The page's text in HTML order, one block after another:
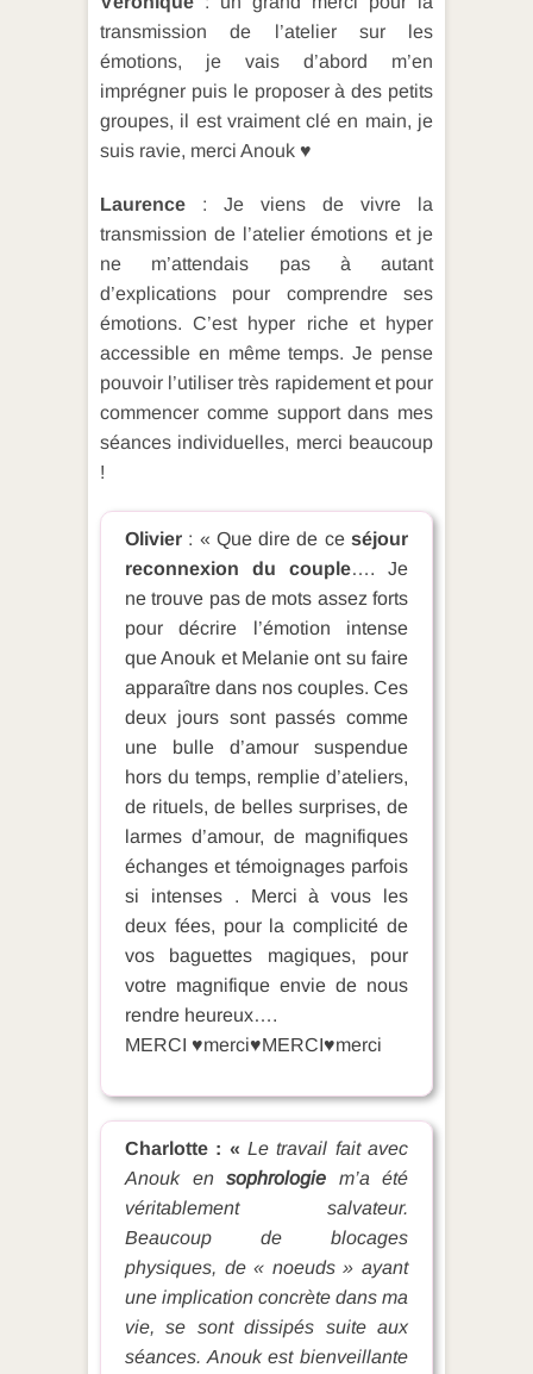
transmission de l’atelier sur les
émotions, je vais d’abord m’en
imprégner puis le proposer à des petits
groupes, il est vraiment clé en main, je
suis ravie, merci Anouk ♥️
Laurence : Je viens de vivre la
transmission de l’atelier émotions et je
ne m’attendais pas à autant
d’explications pour comprendre ses
émotions. C’est hyper riche et hyper
accessible en même temps. Je pense
pouvoir l’utiliser très rapidement et pour
commencer comme support dans mes
séances individuelles, merci beaucoup
!
Olivier : « Que dire de ce séjour
reconnexion du couple…. Je
ne trouve pas de mots assez forts
pour décrire l’émotion intense
que Anouk et Melanie ont su faire
apparaître dans nos couples. Ces
deux jours sont passés comme
une bulle d’amour suspendue
hors du temps, remplie d’ateliers,
de rituels, de belles surprises, de
larmes d’amour, de magnifiques
échanges et témoignages parfois
si intenses . Merci à vous les
deux fées, pour la complicité de
vos baguettes magiques, pour
votre magnifique envie de nous
rendre heureux….
MERCI ♥️merci♥️MERCI♥️merci
Charlotte : « Le travail fait avec
Anouk en sophrologie m’a été
véritablement salvateur.
Beaucoup de blocages
physiques, de « noeuds » ayant
une implication concrète dans ma
vie, se sont dissipés suite aux
séances. Anouk est bienveillante